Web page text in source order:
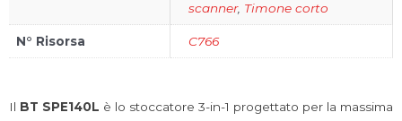
scanner, Timone corto
N° Risorsa C766
Il BT SPE140L è lo stoccatore 3-in-1 progettato per la massima